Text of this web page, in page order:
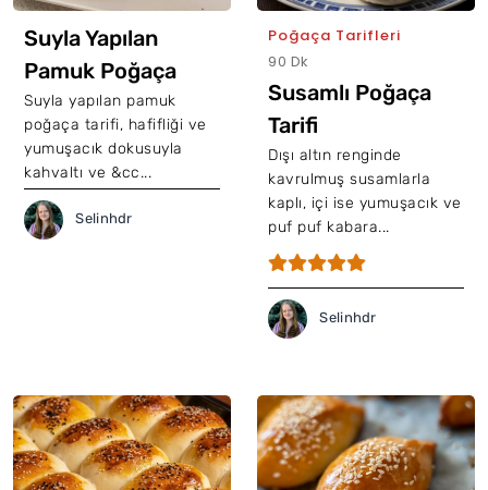
Suyla Yapılan
Pamuk Poğaça
Tarifi
Suyla yapılan pamuk
poğaça tarifi, hafifliği ve
yumuşacık dokusuyla
kahvaltı ve &cc...
Selinhdr
Poğaça Tarifleri
90 Dk
Susamlı Poğaça
Tarifi
Dışı altın renginde
kavrulmuş susamlarla
kaplı, içi ise yumuşacık ve
puf puf kabara...
Selinhdr